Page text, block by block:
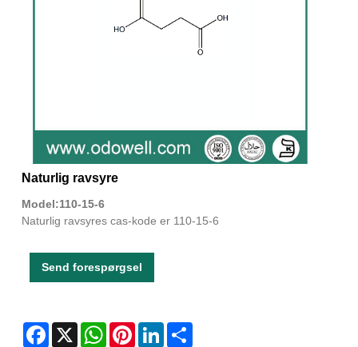
Naturlig ravsyre
Model:110-15-6
Naturlig ravsyres cas-kode er 110-15-6
Send forespørgsel
Facebook
X WhatsAppPinterestLinkedIn